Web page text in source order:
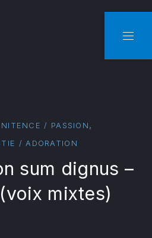
/ PASSION,
/ ADORATION
sum dignus –
mixtes)